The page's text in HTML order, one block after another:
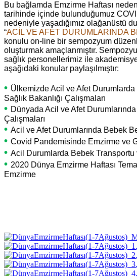
Bu bağlamda Emzirme Haftası
tarihinde içinde bulunduğumuz
nedeniyle yaşadığımız olağanüstü
“ACİL VE AFET DURUMLARINDA
konulu on-line bir sempozyum
oluşturmak amaçlanmıştır.
sağlık personellerimiz ile
aşağıdaki konular paylaşılmıştır:
• Ülkemizde Acil ve Afet
Sağlık Bakanlığı Çalışmaları
• Dünyada Acil ve Afet Durumlarında
Çalışmaları
• Acil ve Afet Durumlarında Bebek
• Covid Pandemisinde Emzirme ve
• Acil Durumlarda Bebek Transportu
• 2020 Dünya Emzirme Haftası
Emzirme